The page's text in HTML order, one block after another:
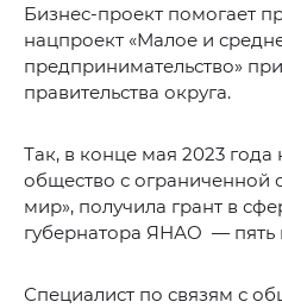
Бизнес-проект помогает
нацпроект «Малое и
предпринимательство»
правительства округа.
Так, в конце мая 2023
общество с ограниченной
мир», получила грант в
губернатора ЯНАО — пять
Специалист по связям с